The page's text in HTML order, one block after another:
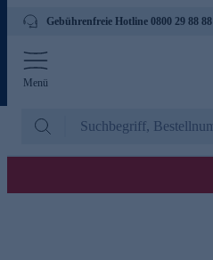
Gebührenfreie Hotline 0800 29 88 88
Menü